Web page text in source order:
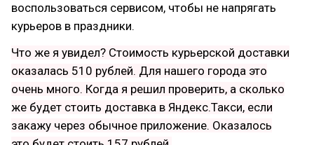
воспользоваться сервисом, чтобы не напрягать
курьеров в праздники.
Что же я увидел? Стоимость курьерской доставки
оказалась 510 рублей. Для нашего города это
очень много. Когда я решил проверить, а сколько
же будет стоить доставка в Яндекс.Такси, если
закажу через обычное приложение. Оказалось